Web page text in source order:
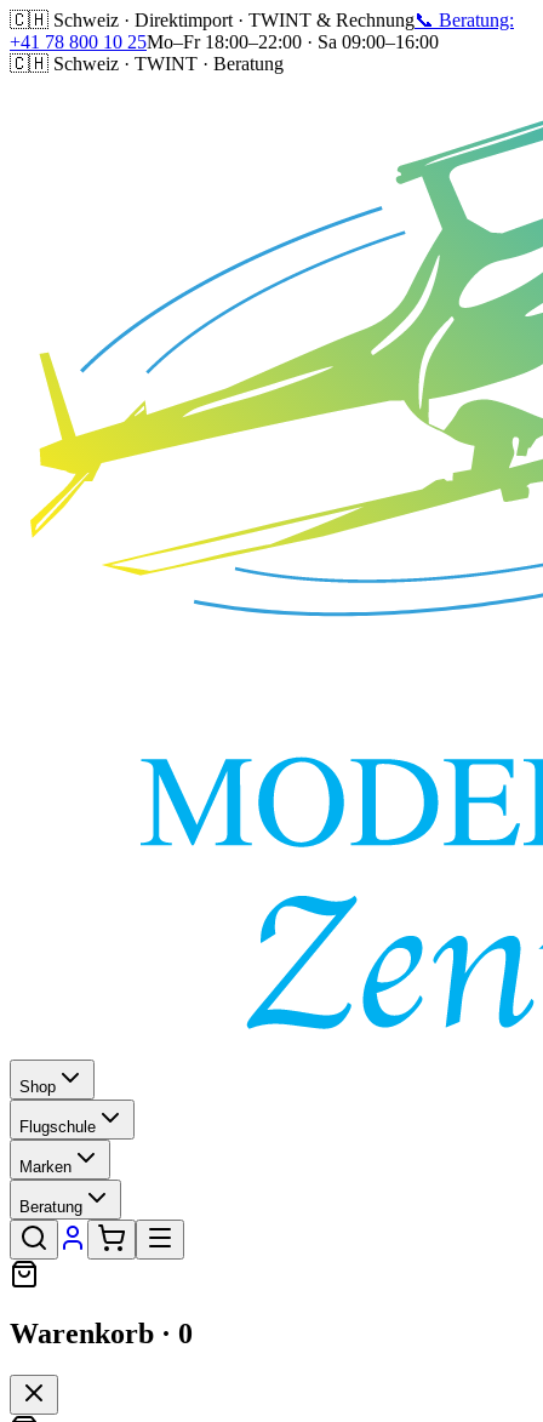
🇨🇭 Schweiz · Direktimport · TWINT & Rechnung📞 Beratung:
+41 78 800 10 25Mo–Fr 18:00–22:00 · Sa 09:00–16:00
🇨🇭 Schweiz · TWINT · Beratung
Shop
Flugschule
Marken
Beratung
Warenkorb · 0